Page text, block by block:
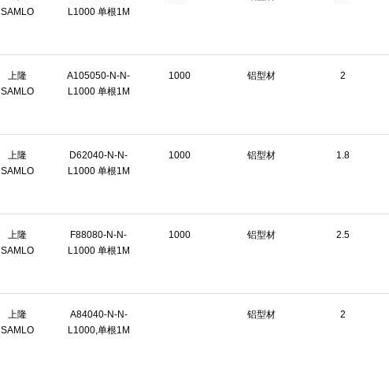
SAMLO
L1000 单根1M
上隆
SAMLO
A105050-N-N-
L1000 单根1M
1000 铝型材 2
上隆
SAMLO
D62040-N-N-
L1000 单根1M
1000 铝型材 1.8
上隆
SAMLO
F88080-N-N-
L1000 单根1M
1000 铝型材 2.5
上隆
SAMLO
A84040-N-N-
L1000,单根1M
铝型材 2